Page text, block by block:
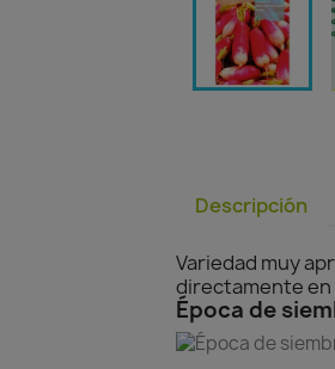
Descripción
Variedad muy
directamente en
Época de